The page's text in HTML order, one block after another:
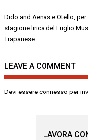
Navigazione
articoli
Dido and Aenas e Otello, per
stagione lirica del Luglio
Trapanese
LEAVE A COMMENT
Devi essereconnesso per
LAVORA